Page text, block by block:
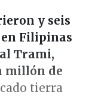
y seis
Filipinas
Trami,
millón de
tierra